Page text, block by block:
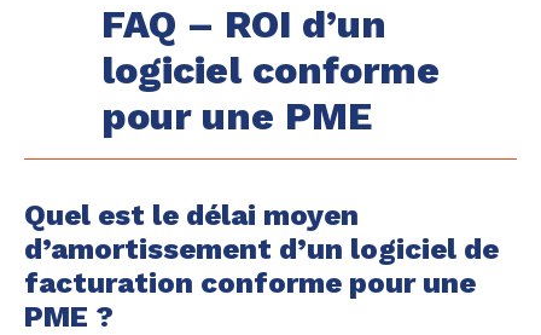
FAQ – ROI d’un
logiciel conforme
pour une PME
Quel est le délai moyen
d’amortissement d’un logiciel de
facturation conforme pour une
PME ?